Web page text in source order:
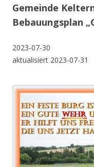
Gemeinde
Bebauungsplan
2023-07-30
aktualisiert 2023-07-31